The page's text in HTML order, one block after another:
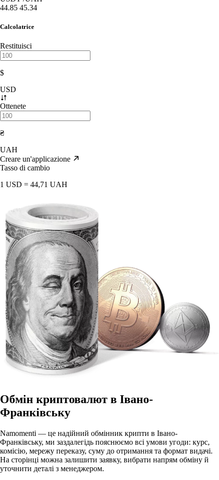
44.85 45.34
Calcolatrice
Restituisci
$
USD
Ottenete
₴
UAH
Creare un'applicazione
Tasso di cambio
1 USD = 44,71 UAH
Обмін криптовалют в Івано-
Франківську
Namomenti — це надійний обмінник крипти в Івано-
Франківську, ми заздалегідь пояснюємо всі умови угоди: курс,
комісію, мережу переказу, суму до отримання та формат видачі.
На сторінці можна залишити заявку, вибрати напрям обміну й
уточнити деталі з менеджером.